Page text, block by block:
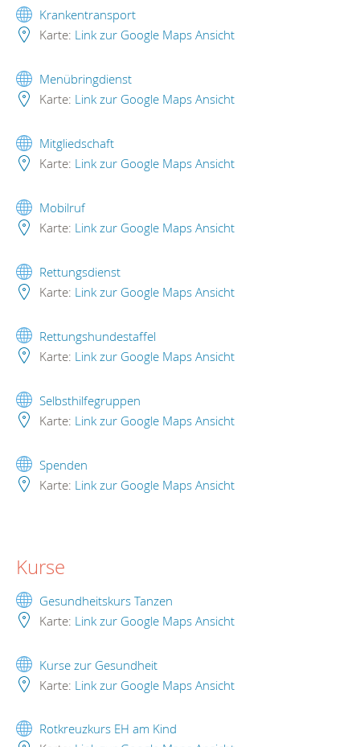
Krankentransport
Karte: Link zur Google Maps Ansicht
Menübringdienst
Karte: Link zur Google Maps Ansicht
Mitgliedschaft
Karte: Link zur Google Maps Ansicht
Mobilruf
Karte: Link zur Google Maps Ansicht
Rettungsdienst
Karte: Link zur Google Maps Ansicht
Rettungshundestaffel
Karte: Link zur Google Maps Ansicht
Selbsthilfegruppen
Karte: Link zur Google Maps Ansicht
Spenden
Karte: Link zur Google Maps Ansicht
Kurse
Gesundheitskurs Tanzen
Karte: Link zur Google Maps Ansicht
Kurse zur Gesundheit
Karte: Link zur Google Maps Ansicht
Rotkreuzkurs EH am Kind